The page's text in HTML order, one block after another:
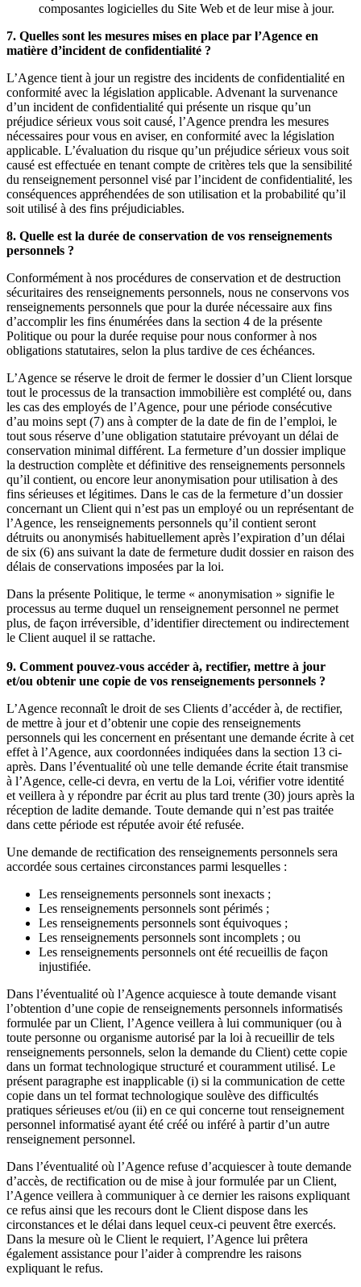
composantes logicielles du Site Web et de leur mise à jour.
7. Quelles sont les mesures mises en place par l’Agence en
matière d’incident de confidentialité ?
L’Agence tient à jour un registre des incidents de confidentialité en
conformité avec la législation applicable. Advenant la survenance
d’un incident de confidentialité qui présente un risque qu’un
préjudice sérieux vous soit causé, l’Agence prendra les mesures
nécessaires pour vous en aviser, en conformité avec la législation
applicable. L’évaluation du risque qu’un préjudice sérieux vous soit
causé est effectuée en tenant compte de critères tels que la sensibilité
du renseignement personnel visé par l’incident de confidentialité, les
conséquences appréhendées de son utilisation et la probabilité qu’il
soit utilisé à des fins préjudiciables.
8. Quelle est la durée de conservation de vos renseignements
personnels ?
Conformément à nos procédures de conservation et de destruction
sécuritaires des renseignements personnels, nous ne conservons vos
renseignements personnels que pour la durée nécessaire aux fins
d’accomplir les fins énumérées dans la section 4 de la présente
Politique ou pour la durée requise pour nous conformer à nos
obligations statutaires, selon la plus tardive de ces échéances.
L’Agence se réserve le droit de fermer le dossier d’un Client lorsque
tout le processus de la transaction immobilière est complété ou, dans
les cas des employés de l’Agence, pour une période consécutive
d’au moins sept (7) ans à compter de la date de fin de l’emploi, le
tout sous réserve d’une obligation statutaire prévoyant un délai de
conservation minimal différent. La fermeture d’un dossier implique
la destruction complète et définitive des renseignements personnels
qu’il contient, ou encore leur anonymisation pour utilisation à des
fins sérieuses et légitimes. Dans le cas de la fermeture d’un dossier
concernant un Client qui n’est pas un employé ou un représentant de
l’Agence, les renseignements personnels qu’il contient seront
détruits ou anonymisés habituellement après l’expiration d’un délai
de six (6) ans suivant la date de fermeture dudit dossier en raison des
délais de conservations imposées par la loi.
Dans la présente Politique, le terme « anonymisation » signifie le
processus au terme duquel un renseignement personnel ne permet
plus, de façon irréversible, d’identifier directement ou indirectement
le Client auquel il se rattache.
9. Comment pouvez-vous accéder à, rectifier, mettre à jour
et/ou obtenir une copie de vos renseignements personnels ?
L’Agence reconnaît le droit de ses Clients d’accéder à, de rectifier,
de mettre à jour et d’obtenir une copie des renseignements
personnels qui les concernent en présentant une demande écrite à cet
effet à l’Agence, aux coordonnées indiquées dans la section 13 ci-
après. Dans l’éventualité où une telle demande écrite était transmise
à l’Agence, celle-ci devra, en vertu de la Loi, vérifier votre identité
et veillera à y répondre par écrit au plus tard trente (30) jours après la
réception de ladite demande. Toute demande qui n’est pas traitée
dans cette période est réputée avoir été refusée.
Une demande de rectification des renseignements personnels sera
accordée sous certaines circonstances parmi lesquelles :
Les renseignements personnels sont inexacts ;
Les renseignements personnels sont périmés ;
Les renseignements personnels sont équivoques ;
Les renseignements personnels sont incomplets ; ou
Les renseignements personnels ont été recueillis de façon
injustifiée.
Dans l’éventualité où l’Agence acquiesce à toute demande visant
l’obtention d’une copie de renseignements personnels informatisés
formulée par un Client, l’Agence veillera à lui communiquer (ou à
toute personne ou organisme autorisé par la loi à recueillir de tels
renseignements personnels, selon la demande du Client) cette copie
dans un format technologique structuré et couramment utilisé. Le
présent paragraphe est inapplicable (i) si la communication de cette
copie dans un tel format technologique soulève des difficultés
pratiques sérieuses et/ou (ii) en ce qui concerne tout renseignement
personnel informatisé ayant été créé ou inféré à partir d’un autre
renseignement personnel.
Dans l’éventualité où l’Agence refuse d’acquiescer à toute demande
d’accès, de rectification ou de mise à jour formulée par un Client,
l’Agence veillera à communiquer à ce dernier les raisons expliquant
ce refus ainsi que les recours dont le Client dispose dans les
circonstances et le délai dans lequel ceux-ci peuvent être exercés.
Dans la mesure où le Client le requiert, l’Agence lui prêtera
également assistance pour l’aider à comprendre les raisons
expliquant le refus.